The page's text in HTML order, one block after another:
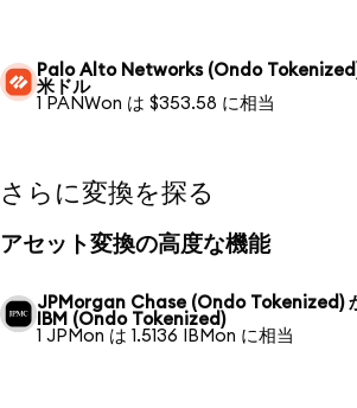
Palo Alto Networks (Ondo
米ドル
1 PANWon は $353.58 に相当
さらに変換を探る
アセット変換の高度な機能
JPMorgan Chase (Ondo Tokenized)
IBM (Ondo Tokenized)
1 JPMon は 1.5136 IBMon に相当